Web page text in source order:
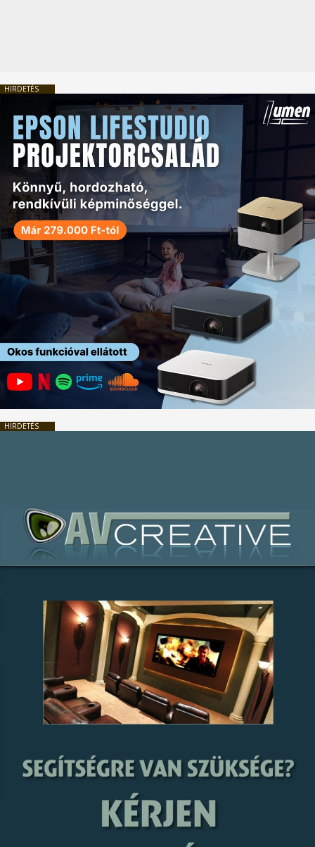
HIRDETÉS
HIRDETÉS